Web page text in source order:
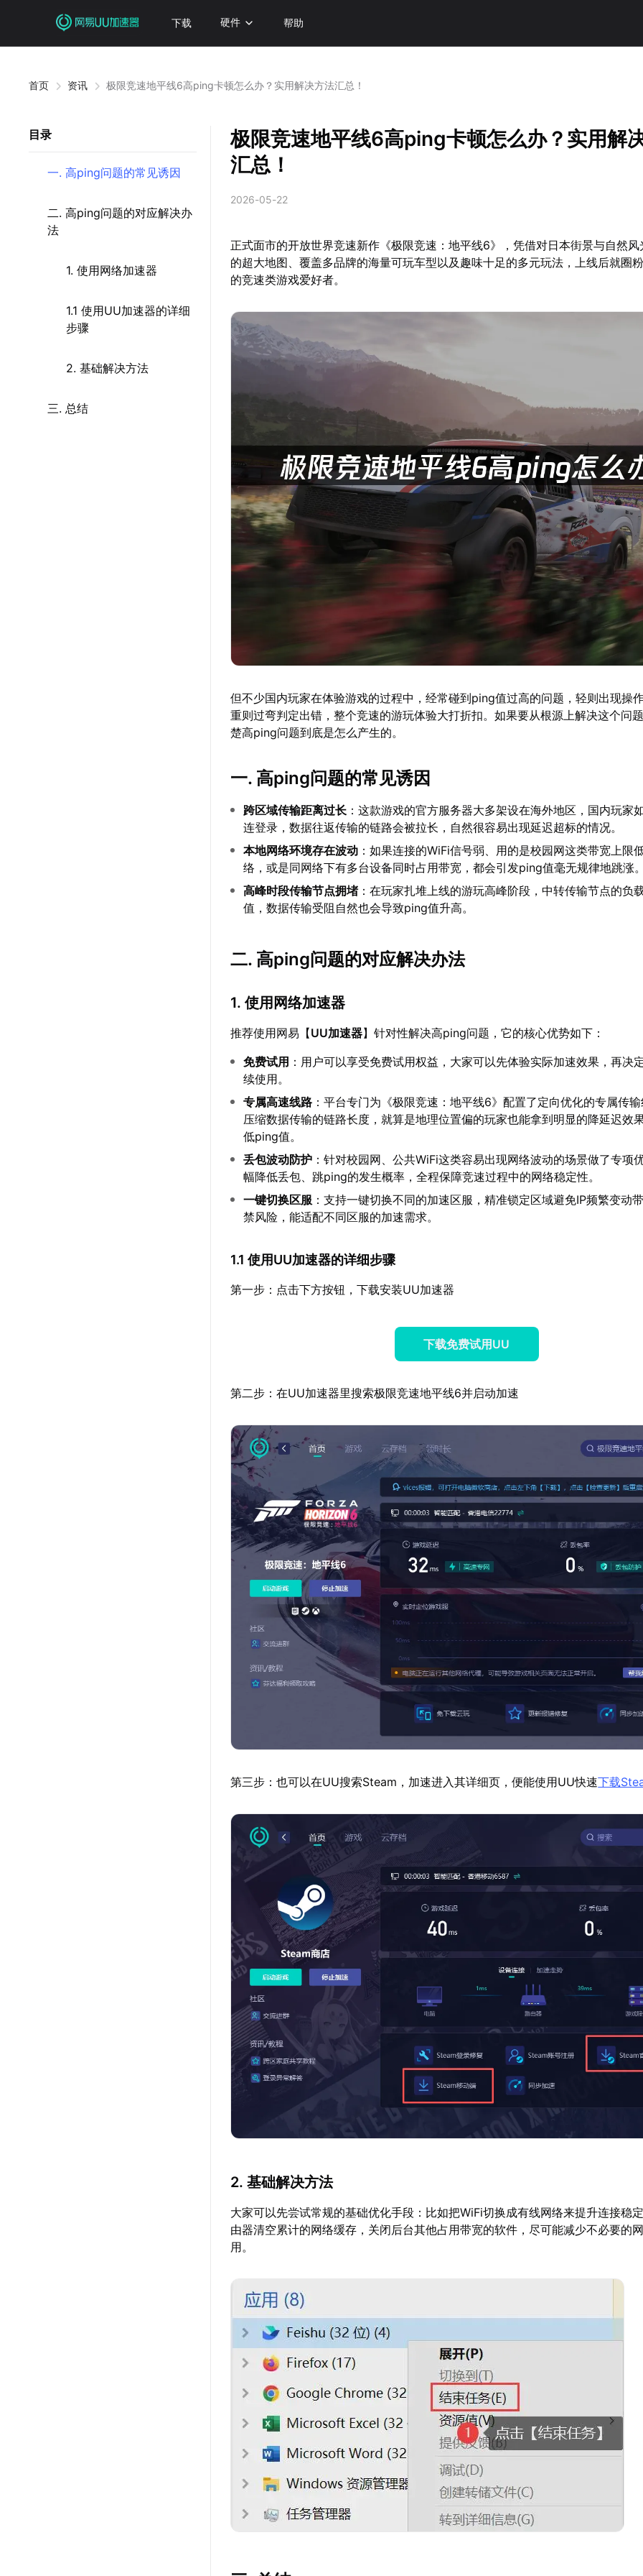
下载 硬件 帮助
首页 资讯 极限竞速地平线6高ping卡顿怎么办？实用解决方法汇总！
目录
一. 高ping问题的常见诱因
二. 高ping问题的对应解决办
法
1. 使用网络加速器
1.1 使用UU加速器的详细
步骤
2. 基础解决方法
三. 总结
极限竞速地平线6高ping卡顿怎么办？实用解
汇总！
2026-05-22
正式面市的开放世界竞速新作《极限竞速：地平线6》，凭借对日本街景与自然
的超大地图、覆盖多品牌的海量可玩车型以及趣味十足的多元玩法，上线后就圈
的竞速类游戏爱好者。
但不少国内玩家在体验游戏的过程中，经常碰到ping值过高的问题，轻则出现操
重则过弯判定出错，整个竞速的游玩体验大打折扣。如果要从根源上解决这个问
楚高ping问题到底是怎么产生的。
一. 高ping问题的常见诱因
跨区域传输距离过长 ：这款游戏的官方服务器大多架设在海外地区，国内玩家
连登录，数据往返传输的链路会被拉长，自然很容易出现延迟超标的情况。
本地网络环境存在波动 ：如果连接的WiFi信号弱、用的是校园网这类带宽上限
络，或是同网络下有多台设备同时占用带宽，都会引发ping值毫无规律地跳涨
高峰时段传输节点拥堵：在玩家扎堆上线的游玩高峰阶段，中转传输节点的负
值，数据传输受阻自然也会导致ping值升高。
二. 高ping问题的对应解决办法
1. 使用网络加速器
推荐使用网易【UU加速器】针对性解决高ping问题，它的核心优势如下：
免费试用 ：用户可以享受免费试用权益，大家可以先体验实际加速效果，再决
续使用。
专属高速线路 ：平台专门为《极限竞速：地平线6》配置了定向优化的专属传
压缩数据传输的链路长度，就算是地理位置偏的玩家也能拿到明显的降延迟效
低ping值。
丢包波动防护 ：针对校园网、公共WiFi这类容易出现网络波动的场景做了专项
幅降低丢包、跳ping的发生概率，全程保障竞速过程中的网络稳定性。
一键切换区服 ：支持一键切换不同的加速区服，精准锁定区域避免IP频繁变动
禁风险，能适配不同区服的加速需求。
1.1 使用UU加速器的详细步骤
第一步：点击下方按钮，下载安装UU加速器
下载免费试用UU
第二步：在UU加速器里搜索极限竞速地平线6并启动加速
第三步：也可以在UU搜索Steam，加速进入其详细页，便能使用UU快速下载
2. 基础解决方法
大家可以先尝试常规的基础优化手段：比如把WiFi切换成有线网络来提升连接稳
由器清空累计的网络缓存，关闭后台其他占用带宽的软件，尽可能减少不必要的
用。